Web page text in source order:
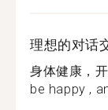
理想的对话
身体健康，
be happy ,